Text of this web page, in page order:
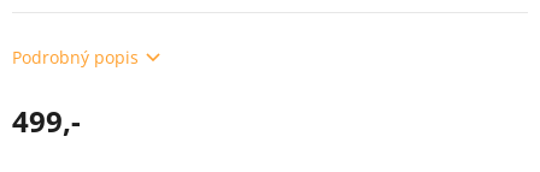
Podrobný popis
499,-